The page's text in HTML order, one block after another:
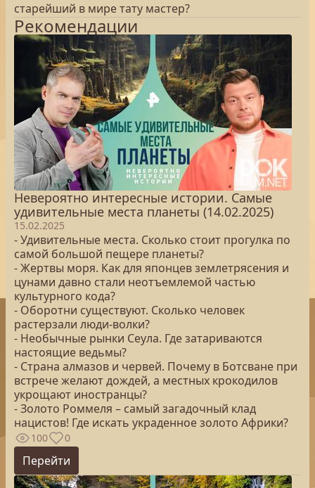
старейший в мире тату мастер?
Рекомендации
Невероятно интересные истории. Самые
удивительные места планеты (14.02.2025)
15.02.2025
- Удивительные места. Сколько стоит прогулка по
самой большой пещере планеты?
- Жертвы моря. Как для японцев землетрясения и
цунами давно стали неотъемлемой частью
культурного кода?
- Оборотни существуют. Сколько человек
растерзали люди-волки?
- Необычные рынки Сеула. Где затариваются
настоящие ведьмы?
- Страна алмазов и червей. Почему в Ботсване при
встрече желают дождей, а местных крокодилов
укрощают иностранцы?
- Золото Роммеля – самый загадочный клад
нацистов! Где искать украденное золото Африки?
100 0
Перейти